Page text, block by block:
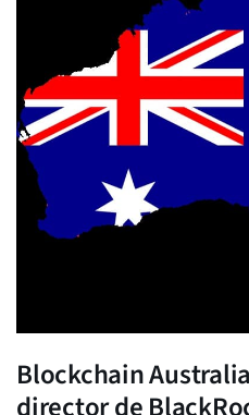
Blockchain